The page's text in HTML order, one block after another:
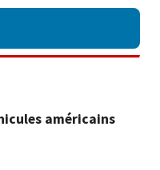
américains